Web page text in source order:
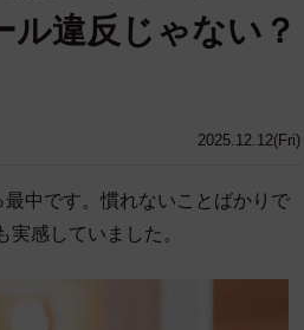
2025.12.12(Fri)
違反じゃない？
中です。慣れないことばかりで
感していました。